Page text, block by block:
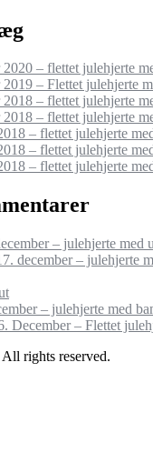
2020 – flettet julehjerte
2019 – Flettet julehjerte
2018 – flettet julehjerte
2018 – flettet julehjerte
– flettet julehjerte
– flettet julehjerte
– flettet julehjerte
– julehjerte med
december – julehjerte
– julehjerte med
December – Flettet
rights reserved.